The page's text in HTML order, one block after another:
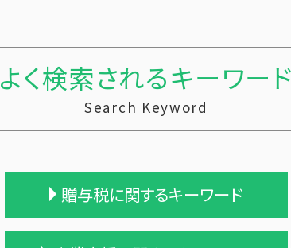
よく検索されるキーワード
Search Keyword
贈与税に関するキーワード